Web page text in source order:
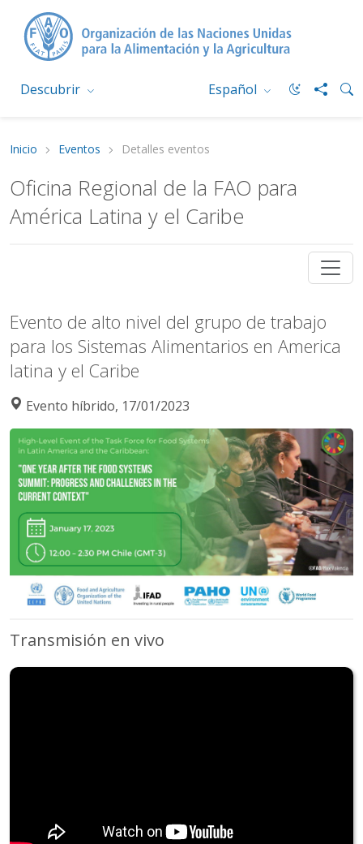
Descubrir Español
Inicio Eventos Detalles eventos
Oficina Regional de la FAO para
América Latina y el Caribe
Evento de alto nivel del grupo de trabajo
para los Sistemas Alimentarios en America
latina y el Caribe
Evento híbrido, 17/01/2023
Transmisión en vivo